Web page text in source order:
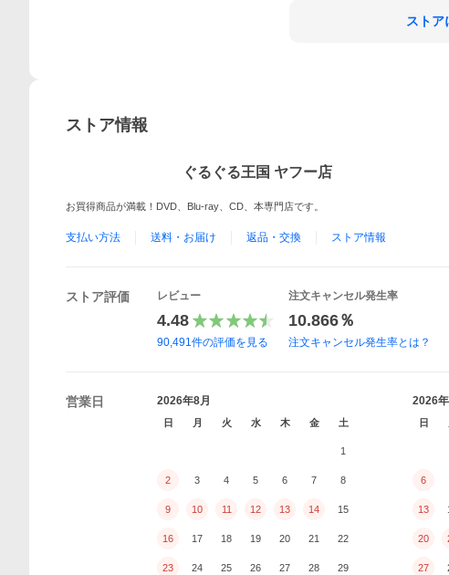
ストア
ストア情報
ぐるぐる王国 ヤフー店
お買得商品が満載！DVD、Blu-ray、CD、本専門店です。
支払い方法 送料・お届け 返品・交換 ストア情報
ストア評価 レビュー
4.48
90,491件の評価を見る
注文キャンセル発生率
10.866％
注文キャンセル発生率とは？
営業日 2026年8月
日 月 火 水 木 金 土
1
2 3 4 5 6 7 8
9 10 11 12 13 14 15
16 17 18 19 20 21 22
23 24 25 26 27 28 29
2026
日
6
13
20
27